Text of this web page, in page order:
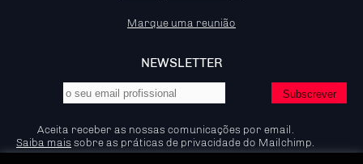
Marque uma reunião
NEWSLETTER
Aceita receber as nossas comunicações por email.
Saiba mais sobre as práticas de privacidade do Mailchimp.